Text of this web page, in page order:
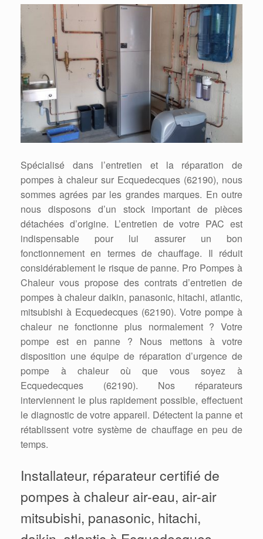
Spécialisé dans l’entretien et la réparation de
pompes à chaleur sur Ecquedecques (62190), nous
sommes agrées par les grandes marques. En outre
nous disposons d’un stock important de pièces
détachées d’origine. L’entretien de votre PAC est
indispensable pour lui assurer un bon
fonctionnement en termes de chauffage. Il réduit
considérablement le risque de panne. Pro Pompes à
Chaleur vous propose des contrats d’entretien de
pompes à chaleur daikin, panasonic, hitachi, atlantic,
mitsubishi à Ecquedecques (62190). Votre pompe à
chaleur ne fonctionne plus normalement ? Votre
pompe est en panne ? Nous mettons à votre
disposition une équipe de réparation d’urgence de
pompe à chaleur où que vous soyez à
Ecquedecques (62190). Nos réparateurs
interviennent le plus rapidement possible, effectuent
le diagnostic de votre appareil. Détectent la panne et
rétablissent votre système de chauffage en peu de
temps.
Installateur, réparateur certifié de
pompes à chaleur air-eau, air-air
mitsubishi, panasonic, hitachi,